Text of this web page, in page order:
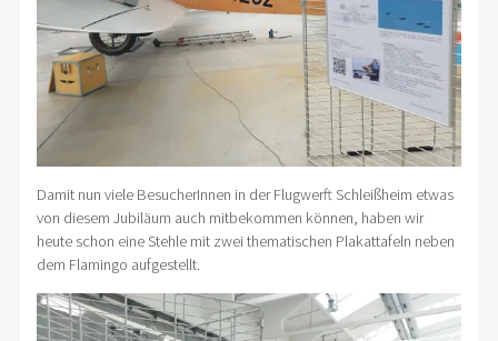
Damit nun viele BesucherInnen in der Flugwerft Schleißheim etwas
von diesem Jubiläum auch mitbekommen können, haben wir
heute schon eine Stehle mit zwei thematischen Plakattafeln neben
dem Flamingo aufgestellt.